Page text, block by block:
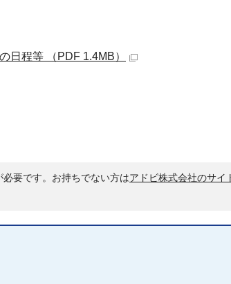
日程等 （PDF 1.4MB）
要です。お持ちでない方はアドビ株式会社のサイ